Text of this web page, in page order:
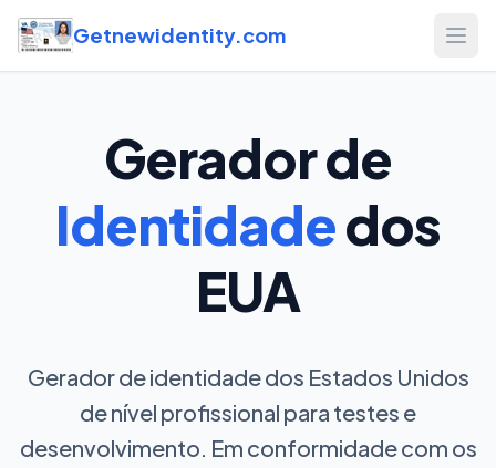
Getnewidentity.com
Gerador de
Identidadedos
EUA
Gerador de identidade dos Estados Unidos
de nível profissional para testes e
desenvolvimento. Em conformidade com os